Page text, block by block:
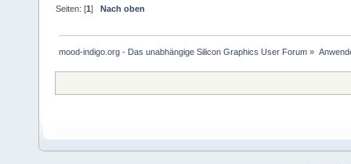
Seiten: [1]Nach oben
mood-indigo.org - Das unabhängige Silicon Graphics User Forum »